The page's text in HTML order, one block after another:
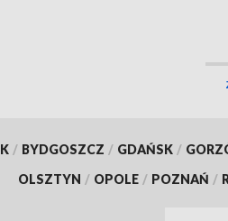
/ BYDGOSZCZ / GDAŃSK /
OLSZTYN / OPOLE / POZNAŃ /